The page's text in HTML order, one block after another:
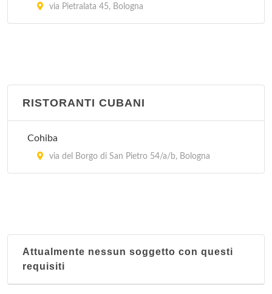
via Pietralata 45, Bologna
RISTORANTI CUBANI
Cohiba
via del Borgo di San Pietro 54/a/b, Bologna
Attualmente nessun soggetto con questi
requisiti